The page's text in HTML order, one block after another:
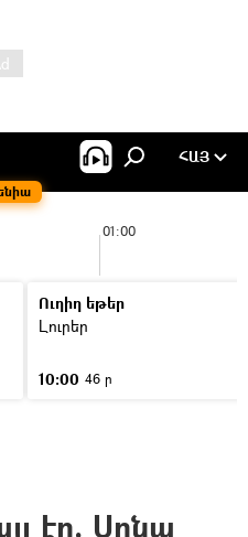
ՀԱՅ
01:00
Ուղիղ եթեր
Լուրեր
10:00 46 ր
էր. Սոնա